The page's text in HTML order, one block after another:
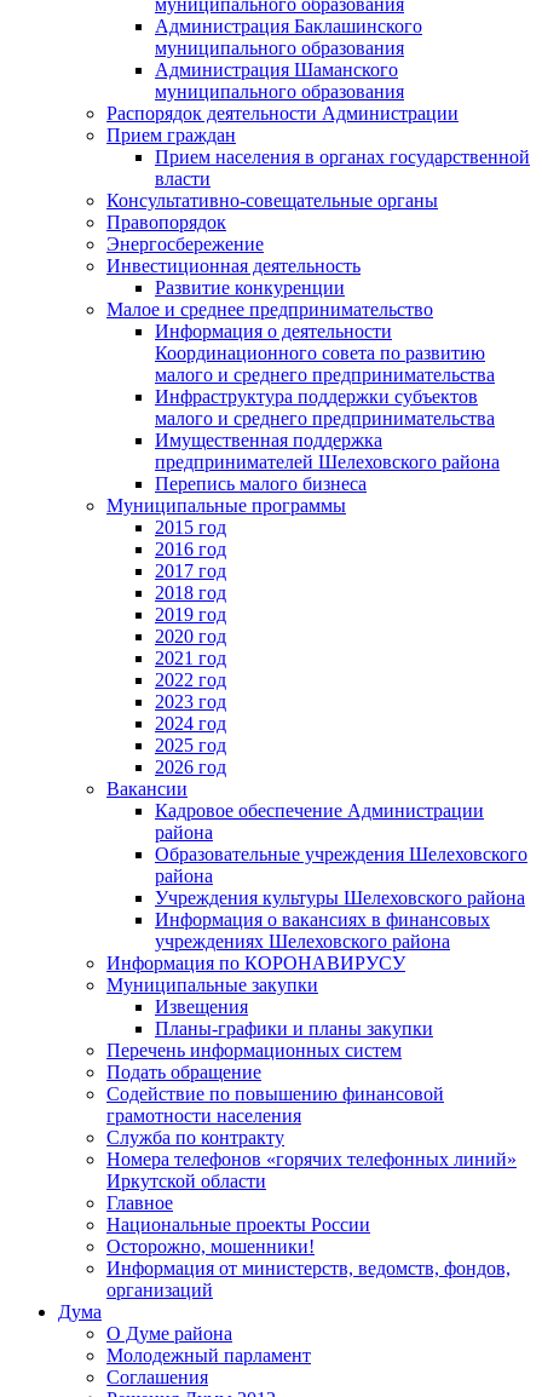
Администрация Баклашинского
муниципального образования
Администрация Шаманского
муниципального образования
Распорядок деятельности Администрации
Прием граждан
Прием населения в органах государственной
власти
Консультативно-совещательные органы
Правопорядок
Энергосбережение
Инвестиционная деятельность
Развитие конкуренции
Малое и среднее предпринимательство
Информация о деятельности
Координационного совета по развитию
малого и среднего предпринимательства
Инфраструктура поддержки субъектов
малого и среднего предпринимательства
Имущественная поддержка
предпринимателей Шелеховского района
Перепись малого бизнеса
Муниципальные программы
2015 год
2016 год
2017 год
2018 год
2019 год
2020 год
2021 год
2022 год
2023 год
2024 год
2025 год
2026 год
Вакансии
Кадровое обеспечение Администрации
района
Образовательные учреждения Шелеховского
района
Учреждения культуры Шелеховского района
Информация о вакансиях в финансовых
учреждениях Шелеховского района
Информация по КОРОНАВИРУСУ
Муниципальные закупки
Извещения
Планы-графики и планы закупки
Перечень информационных систем
Подать обращение
Содействие по повышению финансовой
грамотности населения
Служба по контракту
Номера телефонов «горячих телефонных линий»
Иркутской области
Главное
Национальные проекты России
Осторожно, мошенники!
Информация от министерств, ведомств, фондов,
организаций
Дума
О Думе района
Молодежный парламент
Соглашения